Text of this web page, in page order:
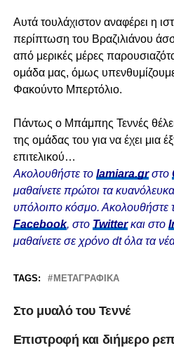
Aυτά τουλάχιστον αναφέρει η
περίπτωση του Βραζιλιάνου
από μερικές μέρες
ομάδα μας, όμως
Φακούντο Μπερτόλιο.
Πάντως ο Μπάμπης Τεννές
της ομάδας του για να έχει μια
επιτελικού…
Ακολουθήστε το lamiara.grστο
μαθαίνετε πρώτοι τα
υπόλοιπο κόσμο. Ακολουθήστε
Facebook, στο Twitterκαι στο
μαθαίνετε σε χρόνο dt όλα τα
TAGS: ΜΕΤΑΓΡΑΦΙΚΆ
Στο μυαλό του Τεννέ
Επιστροφή και διήμερο